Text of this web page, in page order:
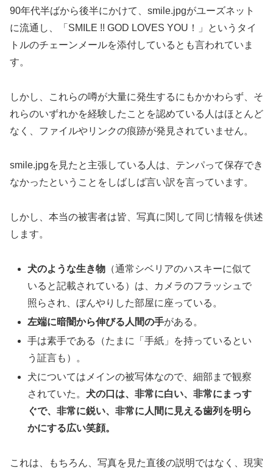
90年代半ばから後半にかけて、smile.jpgがユーズネット
に流通し、「SMILE !! GOD LOVES YOU！」というタイ
トルのチェーンメールを添付しているとも言われていま
す。
しかし、これらの噂が大量に発生するにもかかわらず、そ
れらのいずれかを経験したことを認めている人はほとんど
なく、ファイルやリンクの痕跡が発見されていません。
smile.jpgを見たと主張している人は、テンパって保存でき
なかったということをしばしば言い訳を言っています。
しかし、本当の被害者は皆、写真に関して同じ情報を供述
します。
犬のような生き物 （通常シベリアのハスキーに似て
いると記載されている）は、カメラのフラッシュで
照らされ、ぼんやりした部屋に座っている。
左端に暗闇から伸びる人間の手がある。
手は素手である（たまに「手紙」を持っているとい
う証言も）。
犬についてはメインの被写体なので、細部まで観察
されていた。 犬の口は、非常に白い、非常にまっす
ぐで、非常に鋭い、非常に人間に見える歯列を明ら
かにする広い笑顔。
これは、もちろん、写真を見た直後の説明ではなく、現実